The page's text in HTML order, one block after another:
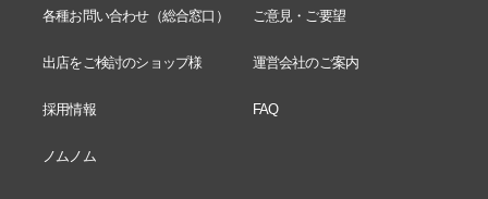
各種お問い合わせ（総合窓口） ご意見・ご要望
出店をご検討のショップ様 運営会社のご案内
採用情報 FAQ
ノムノム